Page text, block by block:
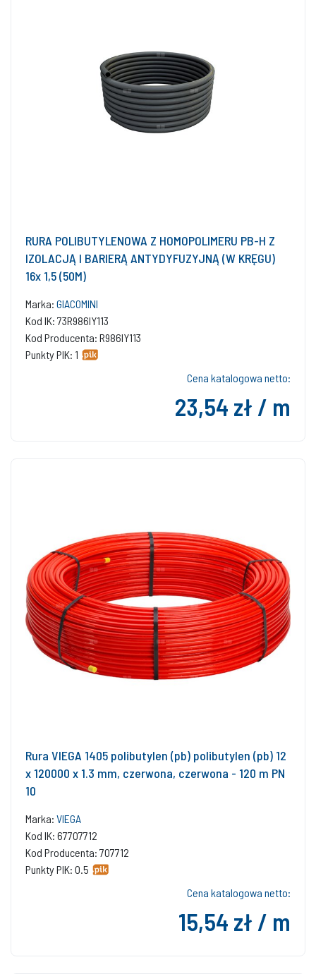
RURA POLIBUTYLENOWA Z HOMOPOLIMERU PB-H Z
IZOLACJĄ I BARIERĄ ANTYDYFUZYJNĄ (W KRĘGU)
16x 1,5 (50M)
Marka: GIACOMINI
Kod IK: 73R986IY113
Kod Producenta: R986IY113
Punkty PIK: 1
Cena katalogowa netto:
23,54 zł / m
Rura VIEGA 1405 polibutylen (pb) polibutylen (pb) 12
x 120000 x 1.3 mm, czerwona, czerwona - 120 m PN
10
Marka: VIEGA
Kod IK: 67707712
Kod Producenta: 707712
Punkty PIK: 0.5
Cena katalogowa netto:
15,54 zł / m